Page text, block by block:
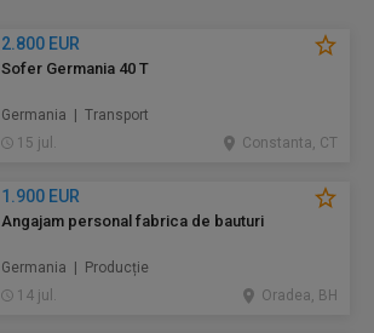
2.800 EUR
Sofer Germania 40 T
Germania | Transport
15 jul.
Constanta, CT
1.900 EUR
Angajam personal fabrica de bauturi
Germania | Producție
14 jul.
Oradea, BH